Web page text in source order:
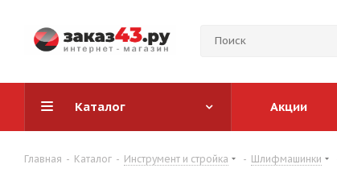
Каталог Акции
Главная - Каталог - Инструмент и стройка - Шлифмашинки